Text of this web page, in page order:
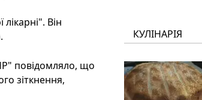
лікарні". Він
повідомляло, що
зіткнення,
КУЛІНАРІЯ